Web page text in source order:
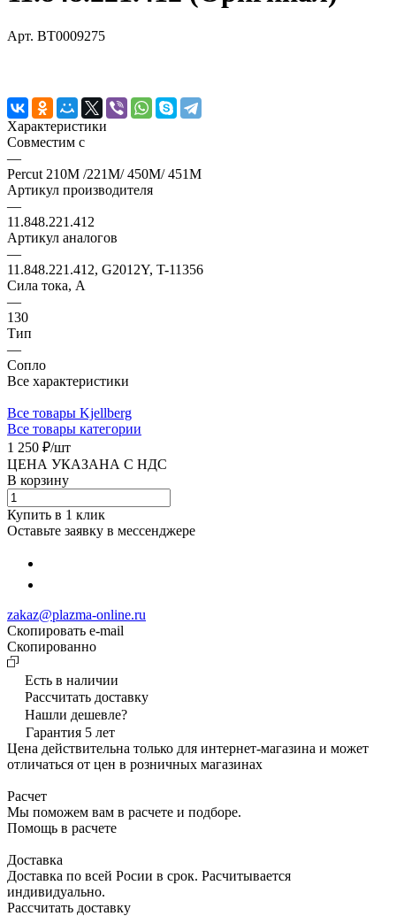
Арт. BT0009275
Характеристики
Совместим с
—
Percut 210M /221M/ 450M/ 451M
Артикул производителя
—
11.848.221.412
Артикул аналогов
—
11.848.221.412, G2012Y, T-11356
Сила тока, А
—
130
Тип
—
Сопло
Все характеристики
Все товары Kjellberg
Все товары категории
1 250 ₽/шт
ЦЕНА УКАЗАНА С НДС
В корзину
Купить в 1 клик
Оставьте заявку в мессенджере
zakaz@plazma-online.ru
Скопировать e-mail
Cкопированно
Есть в наличии
Рассчитать доставку
Нашли дешевле?
Гарантия 5 лет
Цена действительна только для интернет-магазина и может
отличаться от цен в розничных магазинах
Расчет
Мы поможем вам в расчете и подборе.
Помощь в расчете
Доставка
Доставка по всей Росии в срок. Расчитывается
индивидуально.
Рассчитать доставку